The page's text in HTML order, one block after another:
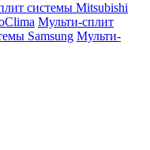
системы Mitsubishi
Мульти-сплит
Samsung Мульти-